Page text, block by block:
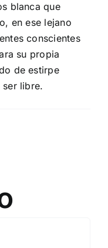
blanca que
en ese lejano
conscientes
su propia
de estirpe
ser libre.